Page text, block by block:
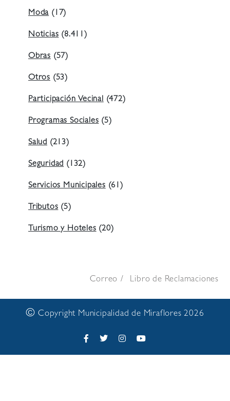
Moda (17)
Noticias (8.411)
Obras (57)
Otros (53)
Participación Vecinal (472)
Programas Sociales (5)
Salud (213)
Seguridad (132)
Servicios Municipales (61)
Tributos (5)
Turismo y Hoteles (20)
Correo Libro de Reclamaciones
© Copyright Municipalidad de Miraflores 2026